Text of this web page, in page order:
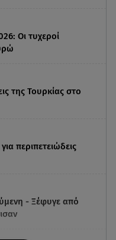
Οι τυχεροί
της Τουρκίας στο
περιπετειώδεις
- Ξέφυγε από